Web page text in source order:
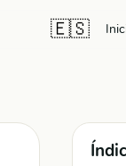
🇪🇸